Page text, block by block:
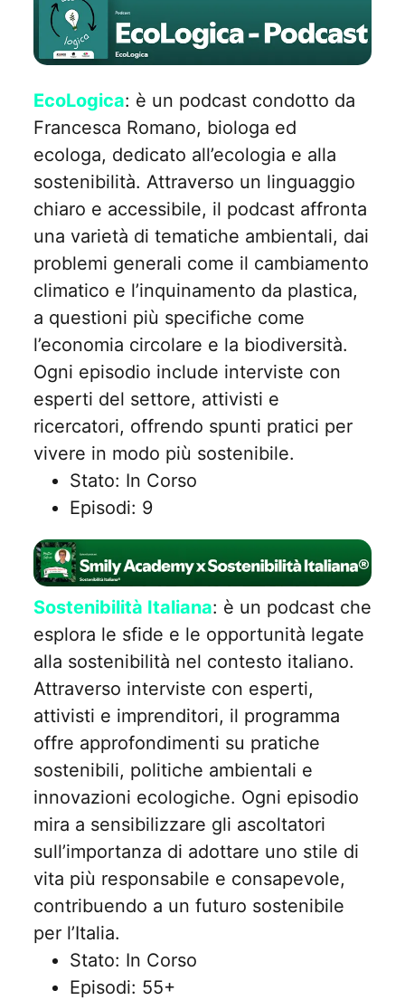
EcoLogica: è un podcast condotto da
Francesca Romano, biologa ed
ecologa, dedicato all’ecologia e alla
sostenibilità. Attraverso un linguaggio
chiaro e accessibile, il podcast affronta
una varietà di tematiche ambientali, dai
problemi generali come il cambiamento
climatico e l’inquinamento da plastica,
a questioni più specifiche come
l’economia circolare e la biodiversità.
Ogni episodio include interviste con
esperti del settore, attivisti e
ricercatori, offrendo spunti pratici per
vivere in modo più sostenibile.
Stato: In Corso
Episodi: 9
Sostenibilità Italiana: è un podcast che
esplora le sfide e le opportunità legate
alla sostenibilità nel contesto italiano.
Attraverso interviste con esperti,
attivisti e imprenditori, il programma
offre approfondimenti su pratiche
sostenibili, politiche ambientali e
innovazioni ecologiche. Ogni episodio
mira a sensibilizzare gli ascoltatori
sull’importanza di adottare uno stile di
vita più responsabile e consapevole,
contribuendo a un futuro sostenibile
per l’Italia.
Stato: In Corso
Episodi: 55+